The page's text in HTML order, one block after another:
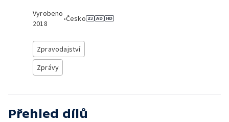
Vyrobeno
2018
•Česko
Zpravodajství
Zprávy
Přehled dílů